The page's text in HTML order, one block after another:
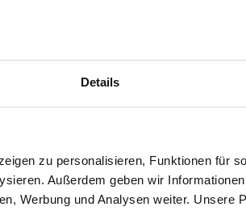
Details
zu personalisieren, Funktionen für
Außerdem geben wir
Werbung und Analysen weiter. Unsere